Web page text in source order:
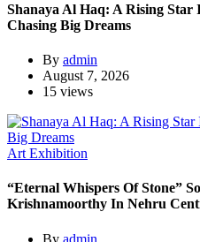
Shanaya Al Haq: A Rising
Chasing Big Dreams
By admin
August 7, 2026
15 views
Art Exhibition
“Eternal Whispers Of Stone”
Krishnamoorthy In Nehru
By admin